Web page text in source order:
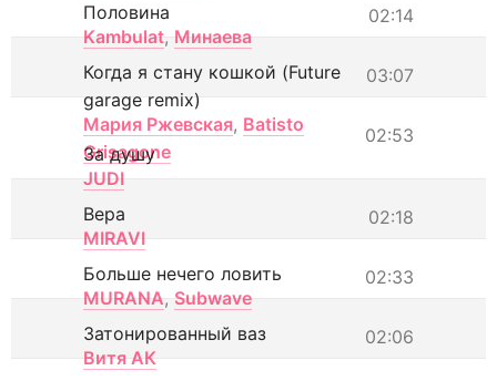
02:14
Половина
Kambulat, Минаева
03:07
Когда я стану кошкой (Future
garage remix)
Мария Ржевская, Batisto
Grisagone
02:53
За душу
JUDI
02:18
Вера
MIRAVI
02:33
Больше нечего ловить
MURANA, Subwave
02:06
Затонированный ваз
Витя АК